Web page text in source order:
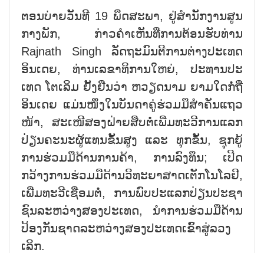
ຕອນ​ບ່າຍ​ວັນ​ທີ 19 ພຶດ​ສະ​ພາ, ຢູ່​ສຳ​ນັກ​ງານ​ສູນ​
ກາງ​ພັກ, ກ່າວ​ຄຳ​ເຫັນ​ທີ່ກ​ານ​ຕ້ອນ​ຮັບທ່ານ
Rajnath Singh ​ລັດ​ຖະ​ມົນ​ຕີ​ການ​ຕ່າງ​ປະ​ເທດ
ອິນ​ເດຍ, ທ່ານ​ເລ​ຂາ​ທິ​ການ​ໃຫຍ່, ປະ​ທາ​ນ​ປະ​
ເທດ ໂຕ​ເລິມ ຢັ້ງ​ຢືນ​ວ່າ ຫວຽດ​ນາມ ຍາມ​ໃດ​ກໍ່​ຖື
ອິນ​ເດຍ ແມ່ນ​ໜຶ່ງ​ໃນ​ບັນ​ດາ​ຄູ່​ຮ່ວ​ມ​ມື​ສຳ​ຄັນ​ແຖວ​
ໜ້າ, ສະ​ເໜີ​ສອງ​ຝ່າຍ​ສືບ​ຕໍ່​ເພີ່ມ​ທະ​ວີ​ການ​ແລກ​
ປ່ຽນ​ຄະ​ນະ​ຜູ້​ແທນ​ຂັ້ນ​ສູງ ແລະ ທຸກ​ຂັ້ນ, ຊຸກ​ຍູ້​
ການ​ຮ່ວມ​ມື​ດ້າ​ນ​ການ​ຄ້າ, ການ​ລົງ​ທຶນ; ເປີດ
ກວ້າງ​ການ​ຮ່ວມ​ມື​ດ້າ​ນ​ວິ​ທະ​ຍາ​ສາດເຕັກ​ໂນ​ໂລ​ຢີ,
ເພີ່ມ​ທະ​ວີ​ເຊື່ອມ​ຕໍ່, ການ​ພົບ​ປະ​ແລກ​ປ່ຽນ​ປະ​ຊາ​
ຊົນ​ລະ​ຫວ່າງ​ສອງ​ປະ​ເທດ, ນຳ​ກ​ານ​ຮ່ວມ​ມື​ດ້ານ​
ປ້ອງ​ກັນ​ຊາດ​ລະ​ຫວ່າງ​ສອງ​ປະ​ເທດ​ເຂົ້າ​ສູ່​ລວງ​
ເລິກ.